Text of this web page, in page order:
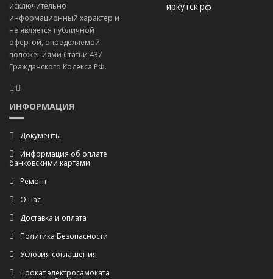
исключительно
информационный характер и
не является публичной
офертой, определяемой
положениями Статьи 437
Гражданского Кодекса РФ.
иркутск.рф
ИНФОРМАЦИЯ
Документы
Информация об оплате
банковскими картами
Ремонт
О нас
Доставка и оплата
Политика Безопасности
Условия соглашения
Прокат электросамоката